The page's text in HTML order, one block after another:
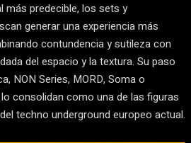
más predecible, los sets y
generar una experiencia más
contundencia y sutileza con
del espacio y la textura. Su paso
NON Series, MORD, Soma o
consolidan como una de las figuras
techno underground europeo actual.